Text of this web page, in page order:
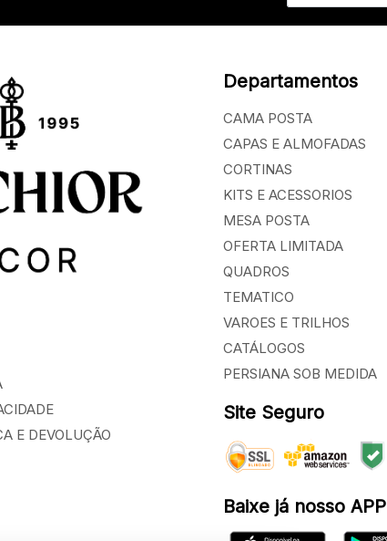
E DEVOLUÇÃO
Departamentos
CAMA POSTA
CAPAS E ALMOFADAS
CORTINAS
KITS E ACESSORIOS
MESA POSTA
OFERTA LIMITADA
QUADROS
TEMATICO
VAROES E TRILHOS
CATÁLOGOS
PERSIANA SOB MEDIDA
Site Seguro
Baixe já nosso APP